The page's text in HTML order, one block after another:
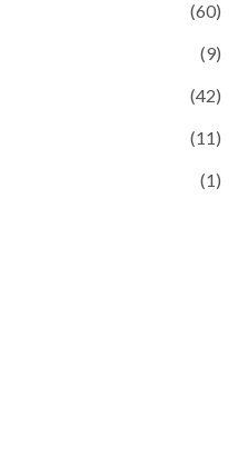
(60)
(9)
(42)
(11)
(1)